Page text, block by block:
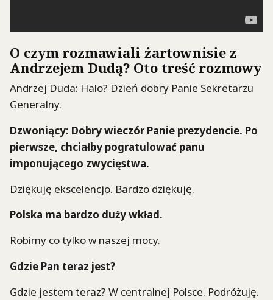
O czym rozmawiali żartownisie z
Andrzejem Dudą? Oto treść rozmowy
Andrzej Duda: Halo? Dzień dobry Panie Sekretarzu
Generalny.
Dzwoniący: Dobry wieczór Panie prezydencie. Po
pierwsze, chciałby pogratulować panu
imponującego zwycięstwa.
Dziękuję ekscelencjo. Bardzo dziękuję.
Polska ma bardzo duży wkład.
Robimy co tylko w naszej mocy.
Gdzie Pan teraz jest?
Gdzie jestem teraz? W centralnej Polsce. Podróżuję.